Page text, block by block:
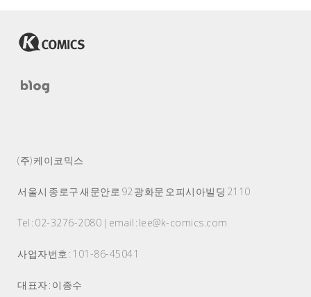
(주) 케이코믹스
서울시 종로구 새문안로 92 광화문 오피시아빌딩 2110
Tel : 02-3276-2080 | email : lee@k-comics.com
사업자번호 : 101-86-45041
대표자 : 이종수